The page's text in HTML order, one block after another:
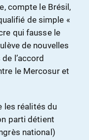
compte le Brésil,
de simple «
qui fausse le
de nouvelles
l’accord
le Mercosur et
les réalités du
parti détient
national)